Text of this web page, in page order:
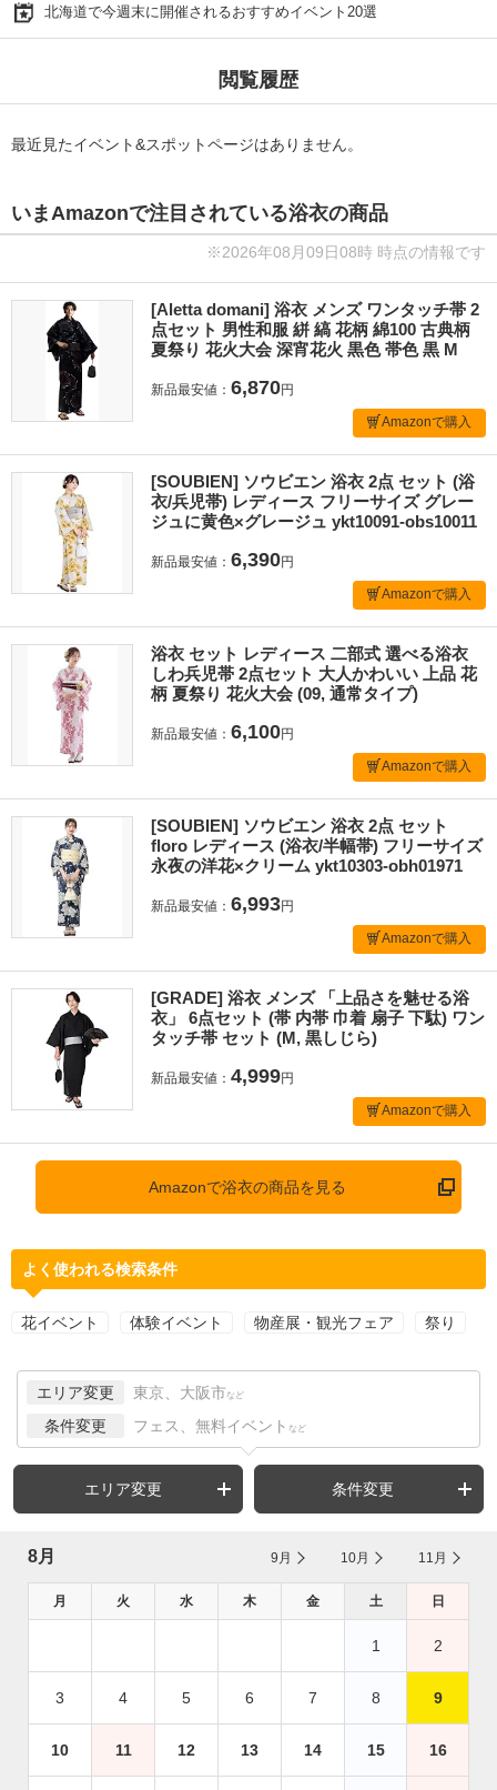
北海道で今週末に開催されるおすすめイベント20選
閲覧履歴
最近見たイベント&スポットページはありません。
いまAmazonで注目されている浴衣の商品
※2026年08月09日08時 時点の情報です
[Aletta domani] 浴衣 メンズ ワンタッチ帯 2
点セット 男性和服 絣 縞 花柄 綿100 古典柄
夏祭り 花火大会 深宵花火 黒色 帯色 黒 M
新品最安値： 6,870円
Amazonで購入
[SOUBIEN] ソウビエン 浴衣 2点 セット (浴
衣/兵児帯) レディース フリーサイズ グレー
ジュに黄色×グレージュ ykt10091-obs10011
新品最安値： 6,390円
Amazonで購入
浴衣 セット レディース 二部式 選べる浴衣
しわ兵児帯 2点セット 大人かわいい 上品 花
柄 夏祭り 花火大会 (09, 通常タイプ)
新品最安値： 6,100円
Amazonで購入
[SOUBIEN] ソウビエン 浴衣 2点 セット
floro レディース (浴衣/半幅帯) フリーサイズ
永夜の洋花×クリーム ykt10303-obh01971
新品最安値： 6,993円
Amazonで購入
[GRADE] 浴衣 メンズ 「上品さを魅せる浴
衣」 6点セット (帯 内帯 巾着 扇子 下駄) ワン
タッチ帯 セット (M, 黒しじら)
新品最安値： 4,999円
Amazonで購入
Amazonで浴衣の商品を見る
よく使われる検索条件
花イベント 体験イベント 物産展・観光フェア 祭り
エリア変更 東京、大阪市 など
条件変更 フェス、無料イベント など
エリア変更 条件変更
8月 9月 10月 11月
月 火 水 木 金 土 日
1 2
3 4 5 6 7 8 9
10 11 12 13 14 15 16